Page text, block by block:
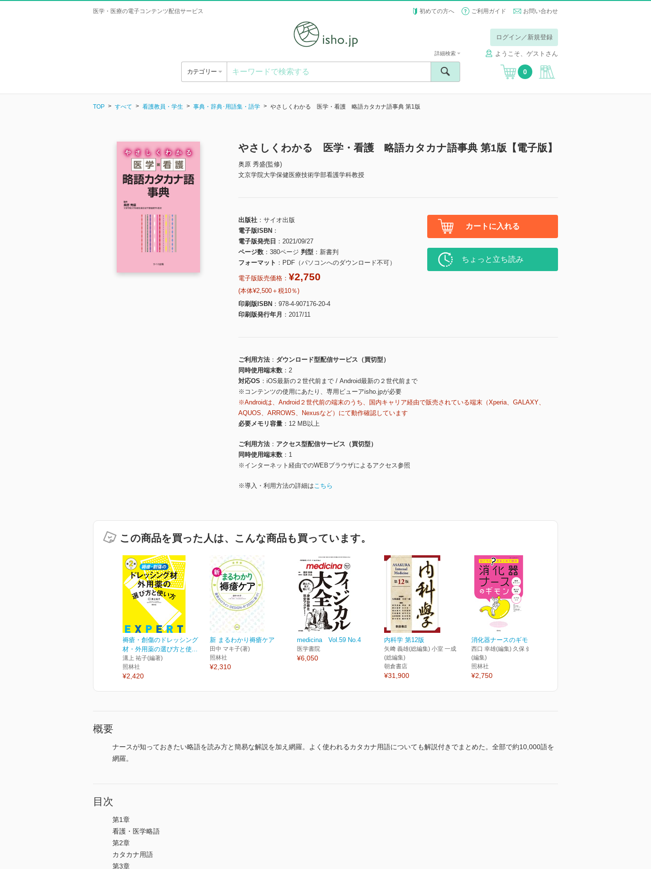
医学・医療の電子コンテンツ配信サービス 初めての方へ ご利用ガイド お問い合わせ
ログイン／新規登録
ようこそ、ゲストさん
カテゴリー
詳細検索
0
TOP すべて 看護教員・学生 事典・辞典･用語集・語学 やさしくわかる 医学・看護 略語カタカナ語事典 第1版
やさしくわかる 医学・看護 略語カタカナ語事典 第1版【電子版】
奥原 秀盛(監修)
文京学院大学保健医療技術学部看護学科教授
出版社
サイオ出版
電子版ISBN
電子版発売日
2021/09/27
ページ数
380ページ 判型
新書判
フォーマット
PDF（パソコンへのダウンロード不可）
電子版販売価格： ¥2,750
(本体¥2,500＋税10％)
印刷版ISBN
978-4-907176-20-4
印刷版発行年月
2017/11
カートに入れる
ちょっと立ち読み
ご利用方法
ダウンロード型配信サービス（買切型）
同時使用端末数
2
対応OS
iOS最新の２世代前まで / Android最新の２世代前まで
※コンテンツの使用にあたり、専用ビューアisho.jpが必要
※Androidは、Android２世代前の端末のうち、国内キャリア経由で販売されている端末（Xperia、GALAXY、
AQUOS、ARROWS、Nexusなど）にて動作確認しています
必要メモリ容量
12 MB以上
ご利用方法
アクセス型配信サービス（買切型）
同時使用端末数
1
※インターネット経由でのWEBブラウザによるアクセス参照
※導入・利用方法の詳細はこちら
この商品を買った人は、こんな商品も買っています。
褥瘡・創傷のドレッシング
材・外用薬の選び方と使...
溝上 祐子(編著)
照林社
¥2,420
新 まるわかり褥瘡ケア
田中 マキ子(著)
照林社
¥2,310
medicina Vol.59 No.4
医学書院
¥6,050
内科学 第12版
矢﨑 義雄(総編集) 小室 一成
(総編集)
朝倉書店
¥31,900
消化器ナースのギモン
西口 幸雄(編集) 久保 健太郎
(編集)
照林社
¥2,750
概要
ナースが知っておきたい略語を読み方と簡易な解説を加え網羅。よく使われるカタカナ用語についても解説付きでまとめた。全部で約10,000語を
網羅。
目次
第1章
看護・医学略語
第2章
カタカナ用語
第3章